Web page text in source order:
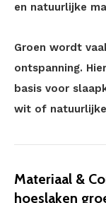
en natuurlijke
Groen wordt
ontspanning.
basis voor
wit of
Materiaal &
hoeslaken